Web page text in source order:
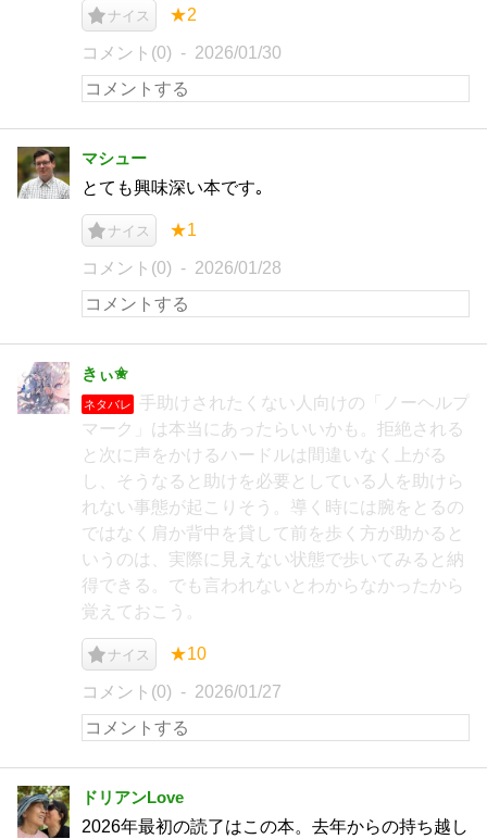
ナイス ★2
コメント(0) 2026/01/30
マシュー
とても興味深い本です｡
ナイス ★1
コメント(0) 2026/01/28
きぃ✬
ネタバレ
手助けされたくない人向けの「ノーヘルプ
マーク」は本当にあったらいいかも。拒絶される
と次に声をかけるハードルは間違いなく上がる
し、そうなると助けを必要としている人を助けら
れない事態が起こりそう。導く時には腕をとるの
ではなく肩か背中を貸して前を歩く方が助かると
いうのは、実際に見えない状態で歩いてみると納
得できる。でも言われないとわからなかったから
覚えておこう。
ナイス ★10
コメント(0) 2026/01/27
ドリアンLove
2026年最初の読了はこの本。去年からの持ち越し